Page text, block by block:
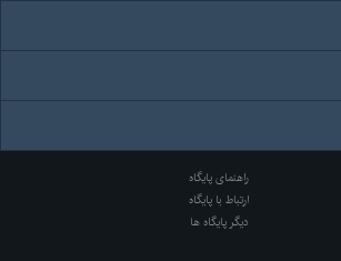
راهنمای پایگاه
ارتباط با پایگاه
دیگر پایگاه ها